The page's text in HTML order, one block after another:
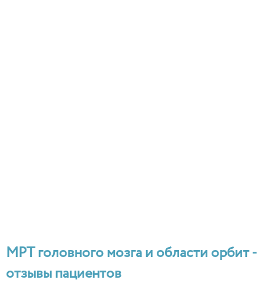
МРТ головного мозга и области орбит -
отзывы пациентов